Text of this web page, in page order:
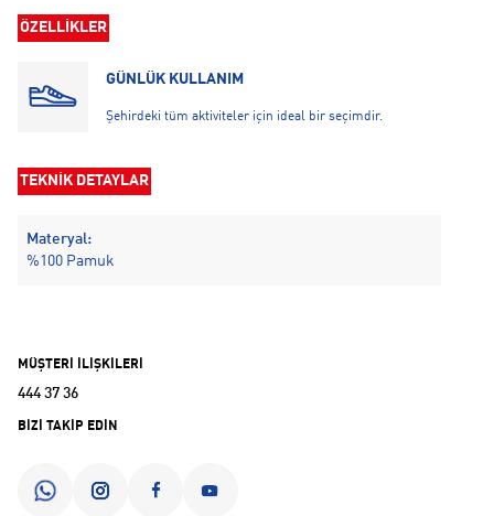
ÖZELLİKLER
GÜNLÜK KULLANIM
Şehirdeki tüm aktiviteler için ideal bir seçimdir.
TEKNİK DETAYLAR
Materyal:
%100 Pamuk
MÜŞTERİ İLİŞKİLERİ
444 37 36
BİZİ TAKİP EDİN